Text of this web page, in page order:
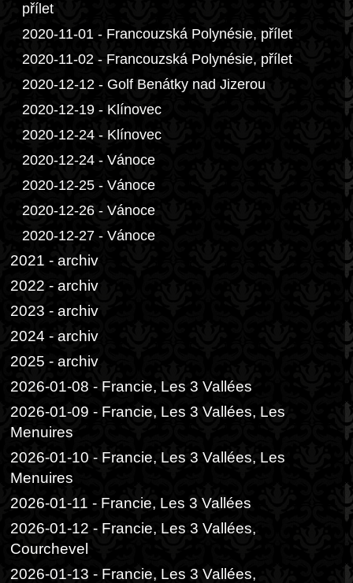
přílet
2020-11-01 - Francouzská Polynésie, přílet
2020-11-02 - Francouzská Polynésie, přílet
2020-12-12 - Golf Benátky nad Jizerou
2020-12-19 - Klínovec
2020-12-24 - Klínovec
2020-12-24 - Vánoce
2020-12-25 - Vánoce
2020-12-26 - Vánoce
2020-12-27 - Vánoce
2021 - archiv
2022 - archiv
2023 - archiv
2024 - archiv
2025 - archiv
2026-01-08 - Francie, Les 3 Vallées
2026-01-09 - Francie, Les 3 Vallées, Les
Menuires
2026-01-10 - Francie, Les 3 Vallées, Les
Menuires
2026-01-11 - Francie, Les 3 Vallées
2026-01-12 - Francie, Les 3 Vallées,
Courchevel
2026-01-13 - Francie, Les 3 Vallées,